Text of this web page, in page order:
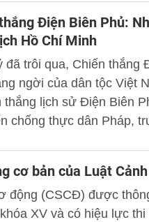
Ý nghĩa, tầm vóc,
trị trong sự nghiệp xây
xã hội chủ nghĩa.
Điện Biên Phủ:
Hồ Chí Minh
đã trôi qua, Chiến thắng
ngời của dân tộc Việt
thắng lịch sử Điện Biên
chống thực dân Pháp,
cơ bản của Luật
động (CSCĐ) được
XV và có hiệu lực